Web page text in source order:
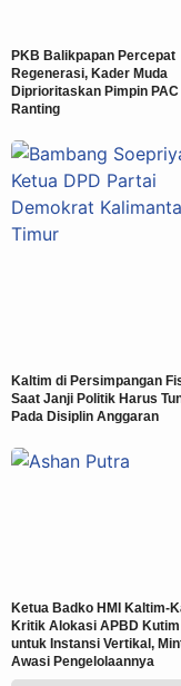
PKB Balikpapan Percepat
Regenerasi, Kader Muda
Diprioritaskan Pimpin PAC
Ranting
Kaltim di Persimpangan
Saat Janji Politik Harus
Pada Disiplin Anggaran
Ketua Badko HMI Kaltim-
Kritik Alokasi APBD
untuk Instansi Vertikal,
Awasi Pengelolaannya